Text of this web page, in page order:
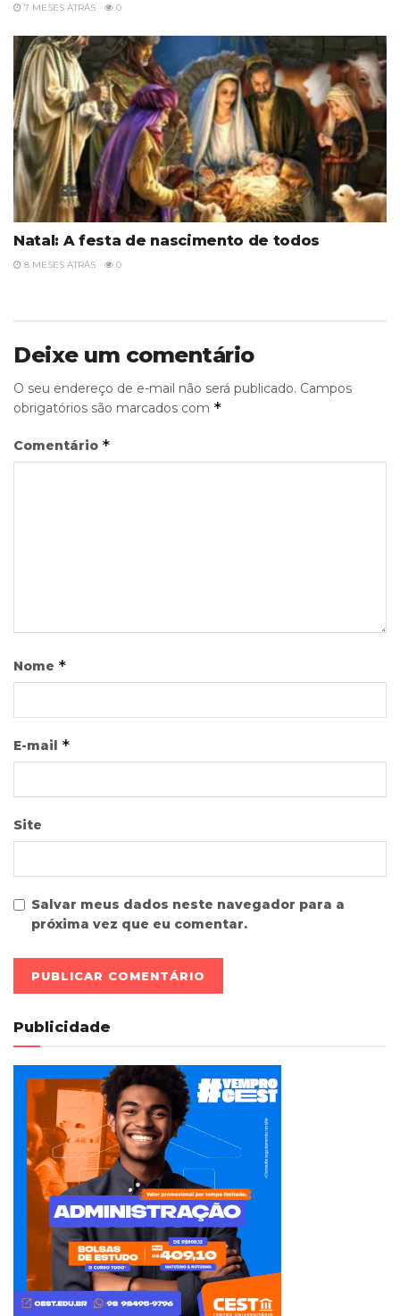
7 MESES ATRÁS 0
Natal: A festa de nascimento de todos
8 MESES ATRÁS 0
Deixe um comentário
O seu endereço de e-mail não será publicado. Campos
obrigatórios são marcados com *
Comentário *
Nome *
E-mail *
Site
Salvar meus dados neste navegador para a
próxima vez que eu comentar.
Publicidade